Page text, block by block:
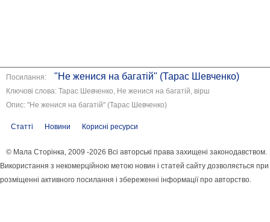
Посилання: "Не женися на багатій" (Тарас Шевченко)
Ключові слова: Тарас Шевченко, Не женися на багатій, вірш
Опис: "Не женися на багатій" (Тарас Шевченко)
Статті Новини Корисні ресурси
© Мала Сторінка, 2009 -2026 Всі авторські права захищені законодавством.
Використання з некомерційною метою новин і статей сайту дозволяється при
розміщенні активного посилання і збереженні інформації про авторство.